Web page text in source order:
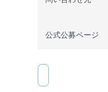
公式公募ページ